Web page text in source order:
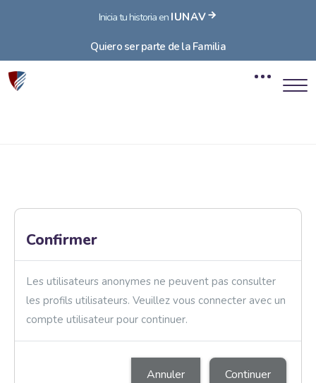
Inicia tu historia en IUNAV
Quiero ser parte de la Familia
Confirmer
Les utilisateurs anonymes ne peuvent pas consulter
les profils utilisateurs. Veuillez vous connecter avec un
compte utilisateur pour continuer.
Annuler Continuer